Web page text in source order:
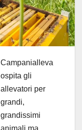
Campanialleva
ospita gli
allevatori per
grandi,
grandissimi
animali ma